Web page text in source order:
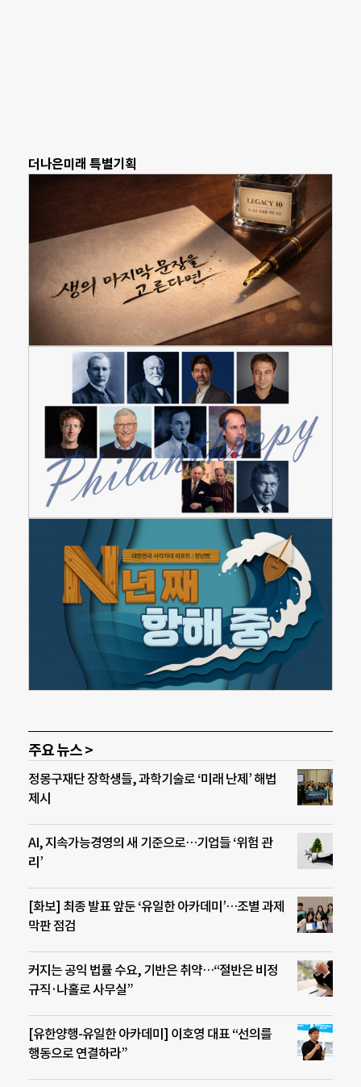
더나은미래 특별기획
주요 뉴스 >
정몽구재단 장학생들, 과학기술로 ‘미래 난제’ 해법
제시
AI, 지속가능경영의 새 기준으로…기업들 ‘위험 관
리’
[화보] 최종 발표 앞둔 ‘유일한 아카데미’…조별 과제
막판 점검
커지는 공익 법률 수요, 기반은 취약…“절반은 비정
규직·나홀로 사무실”
[유한양행-유일한 아카데미] 이호영 대표 “선의를
행동으로 연결하라”